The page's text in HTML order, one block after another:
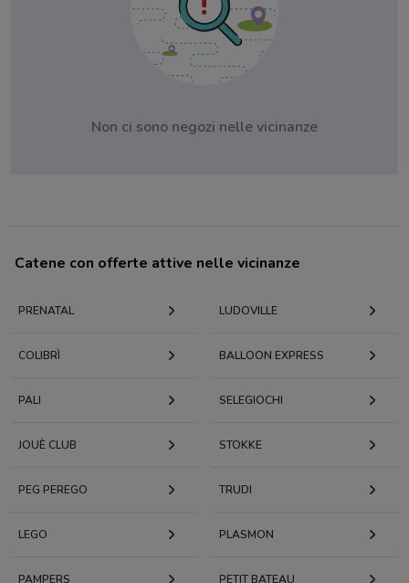
Non ci sono negozi nelle vicinanze
Catene con offerte attive nelle vicinanze
PRENATAL LUDOVILLE
COLIBRÌ BALLOON EXPRESS
PALI SELEGIOCHI
JOUÈ CLUB STOKKE
PEG PEREGO TRUDI
LEGO PLASMON
PAMPERS PETIT BATEAU